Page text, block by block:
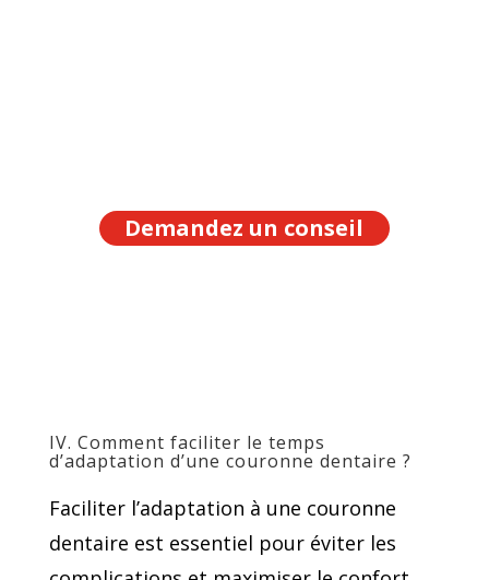
Demandez un conseil
IV. Comment faciliter le temps
d’adaptation d’une couronne dentaire ?
Faciliter l’adaptation à une couronne
dentaire est essentiel pour éviter les